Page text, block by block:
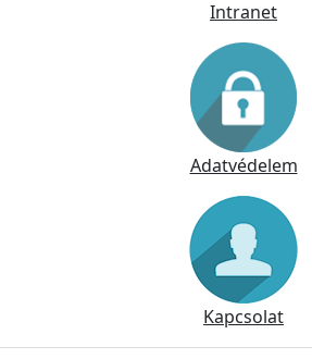
Intranet
Adatvédelem
Kapcsolat